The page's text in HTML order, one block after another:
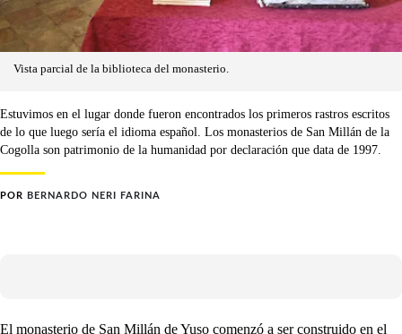
Vista parcial de la biblioteca del monasterio.
Estuvimos en el lugar donde fueron encontrados los primeros rastros escritos
de lo que luego sería el idioma español. Los monasterios de San Millán de la
Cogolla son patrimonio de la humanidad por declaración que data de 1997.
POR BERNARDO NERI FARINA
El monasterio de San Millán de Yuso comenzó a ser construido en el